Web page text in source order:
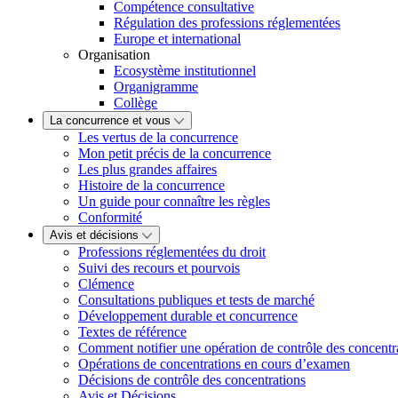
Compétence consultative
Régulation des professions réglementées
Europe et international
Organisation
Ecosystème institutionnel
Organigramme
Collège
La concurrence et vous
Les vertus de la concurrence
Mon petit précis de la concurrence
Les plus grandes affaires
Histoire de la concurrence
Un guide pour connaître les règles
Conformité
Avis et décisions
Professions réglementées du droit
Suivi des recours et pourvois
Clémence
Consultations publiques et tests de marché
Développement durable et concurrence
Textes de référence
Comment notifier une opération de contrôle des
Opérations de concentrations en cours d’examen
Décisions de contrôle des concentrations